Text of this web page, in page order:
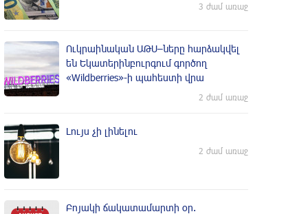
3 ժամ առաջ
Ուկրաինական ԱԹՍ–ները հարձակվել
են Եկատերինբուրգում գործող
«Wildberries»-ի պահեստի վրա
2 ժամ առաջ
Լույս չի լինելու
2 ժամ առաջ
Բոյակի ճակատամարտի օր.